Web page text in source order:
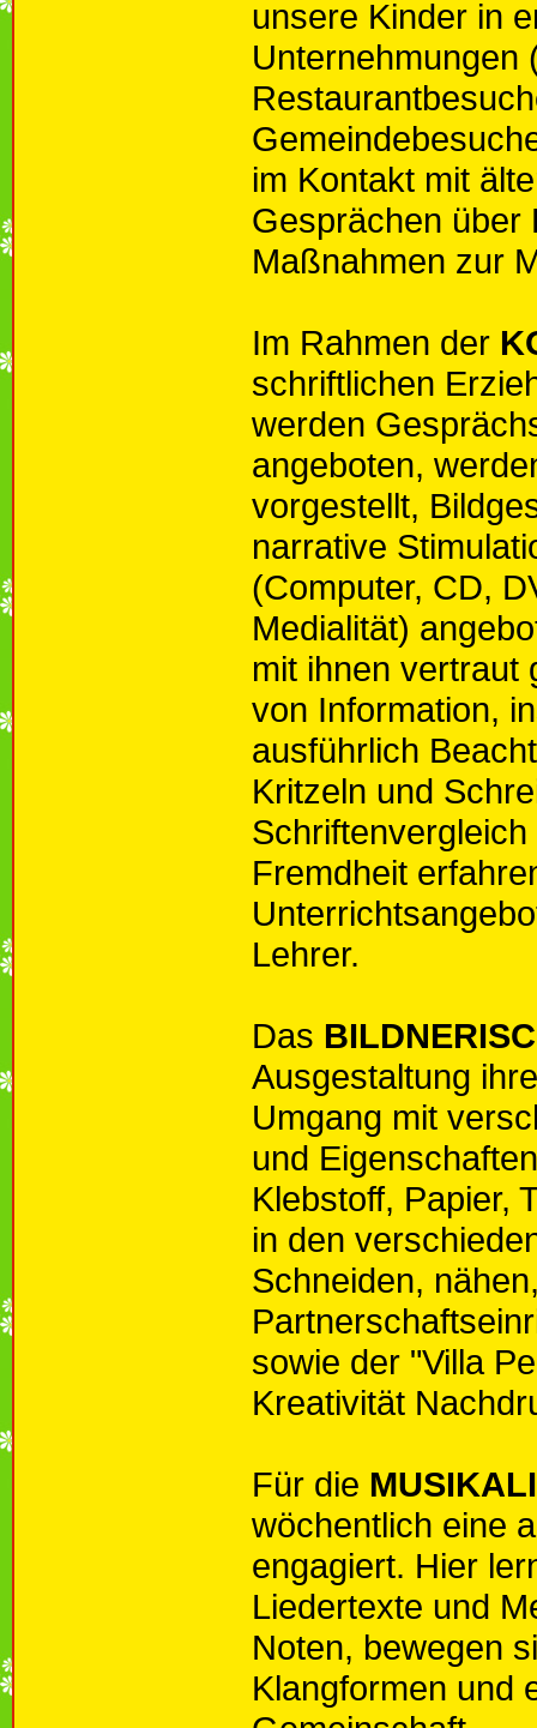
unsere Kinder in
Unternehmungen
im Kontakt mit
Gesprächen über
Maßnahmen zur
Im Rahmen der
schriftlichen
werden
angeboten,
vorgestellt,
narrative
(Computer, CD,
Medialität)
mit ihnen vertraut
von Information,
ausführlich
Kritzeln und
Fremdheit
Lehrer.
Das
Ausgestaltung
Umgang mit
und
Klebstoff, Papier,
in den
Schneiden,
sowie der "Villa
Kreativität
Für die
wöchentlich eine
engagiert. Hier
Liedertexte und
Noten, bewegen
Klangformen und